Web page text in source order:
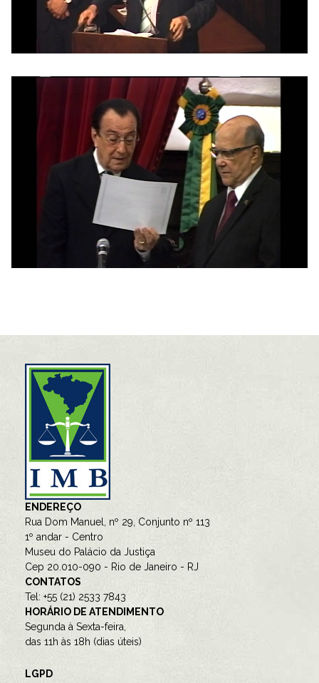
ENDEREÇO
Rua Dom Manuel, nº 29, Conjunto nº 113
1º andar - Centro
Museu do Palácio da Justiça
Cep 20.010-090 - Rio de Janeiro - RJ
CONTATOS
Tel: +55 (21) 2533 7843
HORÁRIO DE ATENDIMENTO
Segunda à Sexta-feira,
das 11h às 18h (dias úteis)
LGPD